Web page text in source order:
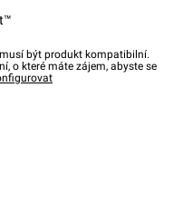
být produkt kompatibilní.
o které máte zájem, abyste se